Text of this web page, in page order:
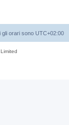
gli orari sono UTC+02:00